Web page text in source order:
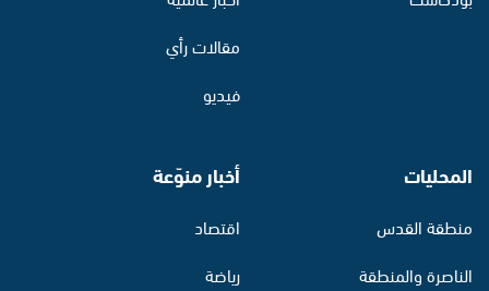
مقالات رأي
فيديو
المحليات
منطقة القدس
الناصرة والمنطقة
أخبار منوّعة
اقتصاد
رياضة